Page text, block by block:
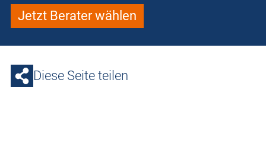
Jetzt Berater wählen
Diese Seite teilen